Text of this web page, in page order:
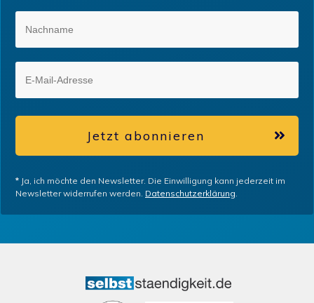
Jetzt abonnieren
* Ja, ich möchte den Newsletter. Die Einwilligung kann jederzeit im
Newsletter widerrufen werden. Datenschutzerklärung